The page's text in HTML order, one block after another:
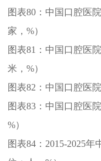
图表80： 中国口腔医
家，%）
图表81： 中国口腔医
米，%）
图表82： 中国口腔医
图表83： 中国口腔医
%）
图表84： 2015-2025